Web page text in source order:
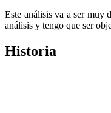
Este análisis va a ser muy
análisis y tengo que ser
Historia